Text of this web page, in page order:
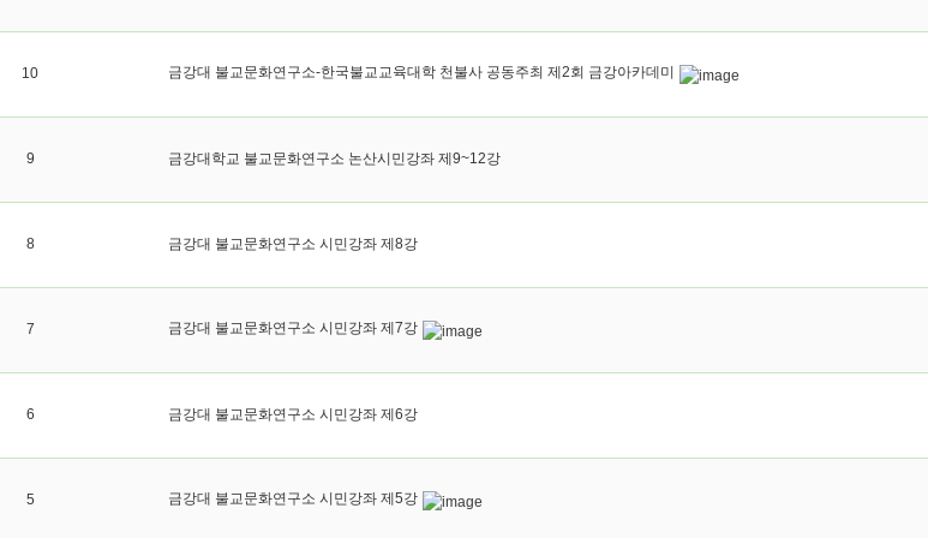
10 금강대 불교문화연구소-한국불교교육대학 천불사 공동주최 제2회 금강아카데미
9 금강대학교 불교문화연구소 논산시민강좌 제9~12강
8 금강대 불교문화연구소 시민강좌 제8강
7 금강대 불교문화연구소 시민강좌 제7강
6 금강대 불교문화연구소 시민강좌 제6강
5 금강대 불교문화연구소 시민강좌 제5강